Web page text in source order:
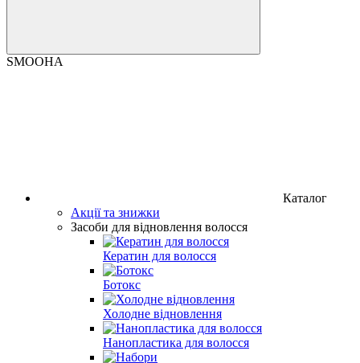
SMOOHA
Каталог
Акції та знижки
Засоби для відновлення волосся
Кератин для волосся
Ботокс
Холодне відновлення
Нанопластика для волосся